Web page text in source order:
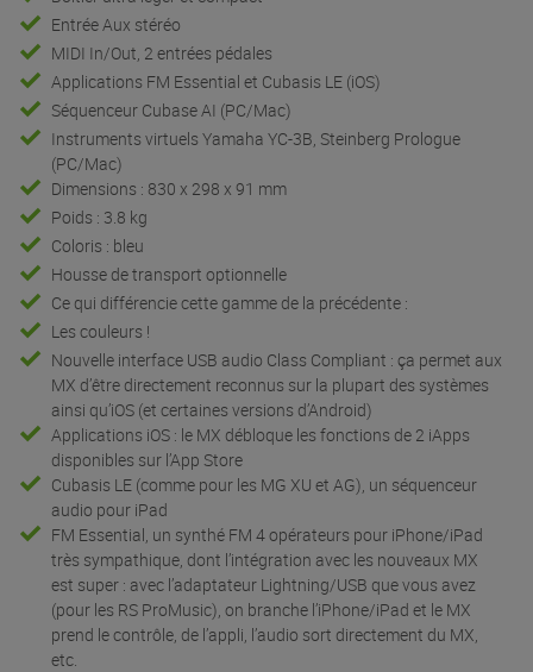
Entrée Aux stéréo
MIDI In/Out, 2 entrées pédales
Applications FM Essential et Cubasis LE (iOS)
Séquenceur Cubase AI (PC/Mac)
Instruments virtuels Yamaha YC-3B, Steinberg Prologue
(PC/Mac)
Dimensions : 830 x 298 x 91 mm
Poids : 3.8 kg
Coloris : bleu
Housse de transport optionnelle
Ce qui différencie cette gamme de la précédente :
Les couleurs !
Nouvelle interface USB audio Class Compliant : ça permet aux
MX d’être directement reconnus sur la plupart des systèmes
ainsi qu’iOS (et certaines versions d’Android)
Applications iOS : le MX débloque les fonctions de 2 iApps
disponibles sur l’App Store
Cubasis LE (comme pour les MG XU et AG), un séquenceur
audio pour iPad
FM Essential, un synthé FM 4 opérateurs pour iPhone/iPad
très sympathique, dont l’intégration avec les nouveaux MX
est super : avec l’adaptateur Lightning/USB que vous avez
(pour les RS ProMusic), on branche l’iPhone/iPad et le MX
prend le contrôle, de l’appli, l’audio sort directement du MX,
etc.